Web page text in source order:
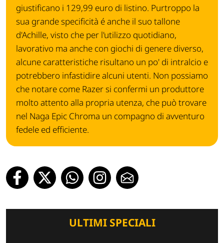
giustificano i 129,99 euro di listino. Purtroppo la
sua grande specificità é anche il suo tallone
d'Achille, visto che per l'utilizzo quotidiano,
lavorativo ma anche con giochi di genere diverso,
alcune caratteristiche risultano un po' di intralcio e
potrebbero infastidire alcuni utenti. Non possiamo
che notare come Razer si confermi un produttore
molto attento alla propria utenza, che può trovare
nel Naga Epic Chroma un compagno di avventuro
fedele ed efficiente.
ULTIMI SPECIALI